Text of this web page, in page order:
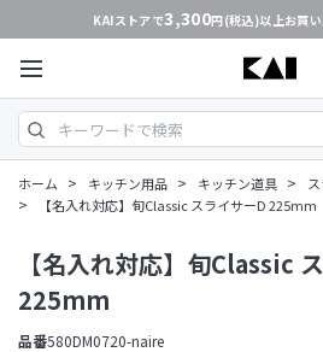
KAIストアで3,300円(税込)以上お買
ホーム > キッチン用品 > キッチン道具 >
> 【名入れ対応】旬Classic スライサーD 225mm
【名入れ対応】旬Classic
225mm
品番580DM0720-naire